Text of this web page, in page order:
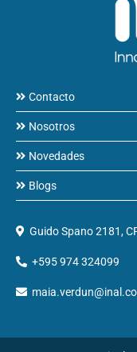
Contacto
Nosotros
Novedades
Blogs
Guido Spano 2181,
+595 974 324099